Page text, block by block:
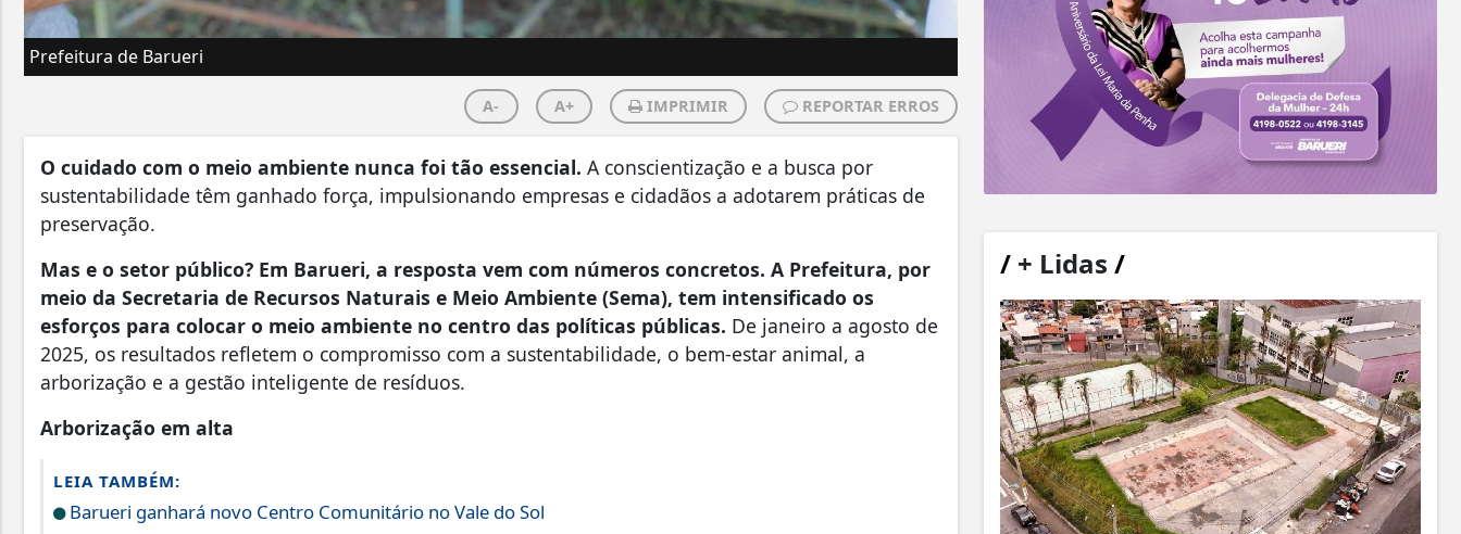
Prefeitura de Barueri
A- A+ IMPRIMIR REPORTAR ERROS
O cuidado com o meio ambiente nunca foi tão essencial. A conscientização e a busca por
sustentabilidade têm ganhado força, impulsionando empresas e cidadãos a adotarem práticas de
preservação.
Mas e o setor público? Em Barueri, a resposta vem com números concretos. A Prefeitura, por
meio da Secretaria de Recursos Naturais e Meio Ambiente (Sema), tem intensificado os
esforços para colocar o meio ambiente no centro das políticas públicas. De janeiro a agosto de
2025, os resultados refletem o compromisso com a sustentabilidade, o bem-estar animal, a
arborização e a gestão inteligente de resíduos.
Arborização em alta
LEIA TAMBÉM:
Barueri ganhará novo Centro Comunitário no Vale do Sol
/+ Lidas /